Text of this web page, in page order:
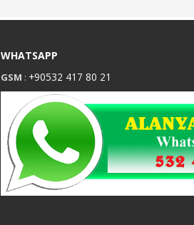
WHATSAPP
GSM : +90532 417 80 21